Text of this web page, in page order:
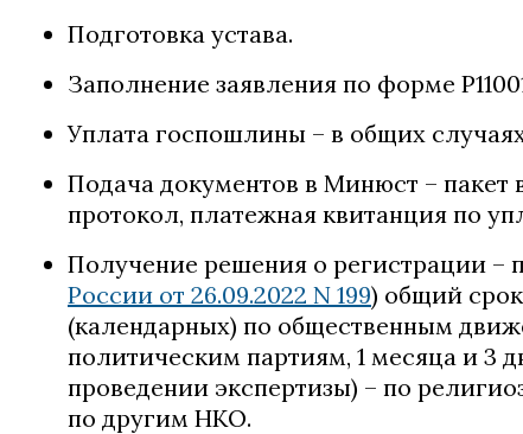
Подготовка устава.
Заполнение заявления по форме
Уплата госпошлины – в общих
Подача документов в Минюст – пакет
протокол, платежная квитанция по
Получение решения о регистрации –
России от 26.09.2022 N 199) общий
(календарных) по общественным
политическим партиям, 1 месяца и 3
проведении экспертизы) – по
по другим НКО.